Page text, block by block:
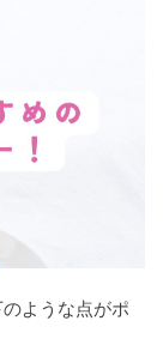
ような点がポ